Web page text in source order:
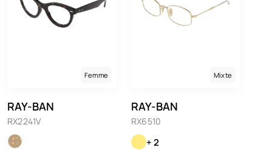
Femme
RAY-BAN
RX2241V
Mixte
RAY-BAN
RX6510
+ 2